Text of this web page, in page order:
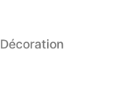
Publié
Décoration